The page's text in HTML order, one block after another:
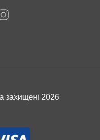
захищені 2026